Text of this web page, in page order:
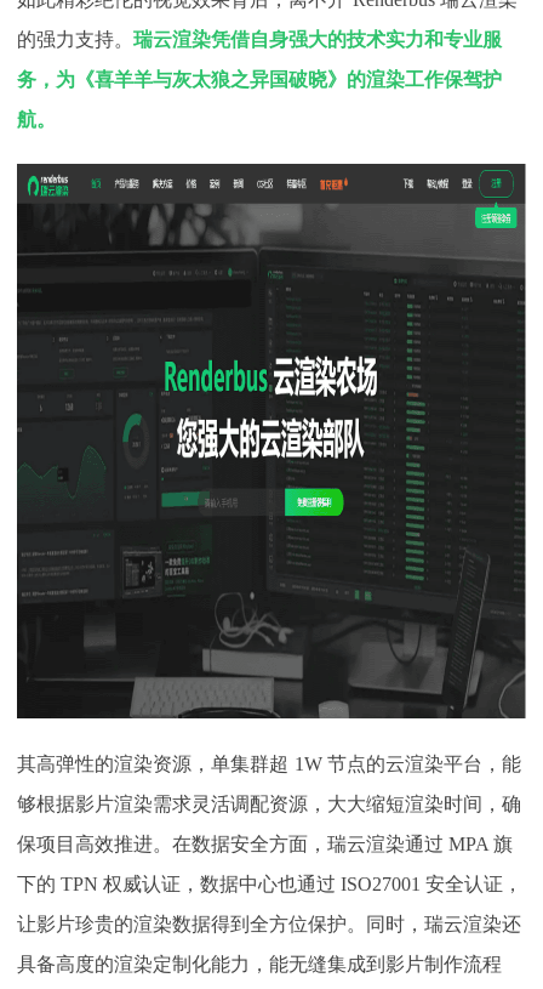
的强力支持。 瑞云渲染凭借自身强大的技术实力和专业服
务，为《喜羊羊与灰太狼之异国破晓》的渲染工作保驾护
航。
其高弹性的渲染资源，单集群超 1W 节点的云渲染平台，能
够根据影片渲染需求灵活调配资源，大大缩短渲染时间，确
保项目高效推进。在数据安全方面，瑞云渲染通过 MPA 旗
下的 TPN 权威认证，数据中心也通过 ISO27001 安全认证，
让影片珍贵的渲染数据得到全方位保护。同时，瑞云渲染还
具备高度的渲染定制化能力，能无缝集成到影片制作流程